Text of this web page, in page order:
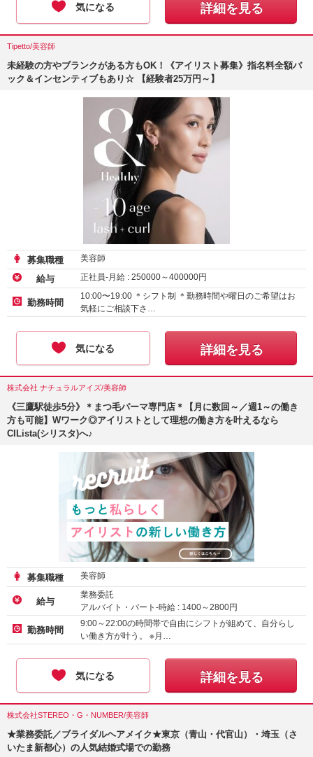
気になる 詳細を見る
Tipetto/美容師
未経験の方やブランクがある方もOK！《アイリスト募集》指名料全額バ
ック＆インセンティブもあり☆ 【経験者25万円～】
募集職種 美容師
給与 正社員-月給 : 250000～400000円
勤務時間
10:00〜19:00 ＊シフト制 ＊勤務時間や曜日のご希望はお
気軽にご相談下さ…
気になる 詳細を見る
株式会社 ナチュラルアイズ/美容師
《三鷹駅徒歩5分》＊まつ毛パーマ専門店＊【月に数回～／週1～の働き
方も可能】Wワーク◎アイリストとして理想の働き方を叶えるなら
CILista(シリスタ)へ♪
募集職種 美容師
給与
業務委託
アルバイト・パート-時給 : 1400～2800円
正社員-月給 :260000～325000 円
勤務時間
9:00～22:00の時間帯で自由にシフトが組めて、自分らし
い働き方が叶う。 ※月…
気になる 詳細を見る
株式会社STEREO・G・NUMBER/美容師
★業務委託／ブライダルヘアメイク★東京（青山・代官山）・埼玉（さ
いたま新都心）の人気結婚式場での勤務